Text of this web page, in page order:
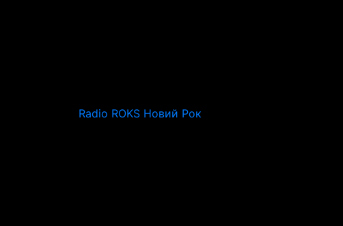
Radio ROKS Новий Рок